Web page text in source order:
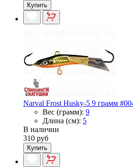
Купить
Narval Frost Husky-5 9 грамм
Вес (грамм): 9
Длина (см): 5
В наличии
310 руб
Купить